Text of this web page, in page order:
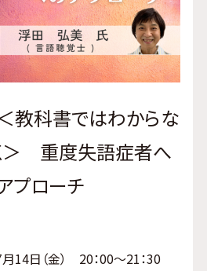
科書ではわからな
＞ 重度失語症者へ
プローチ
14日（金） 20：00～21：30